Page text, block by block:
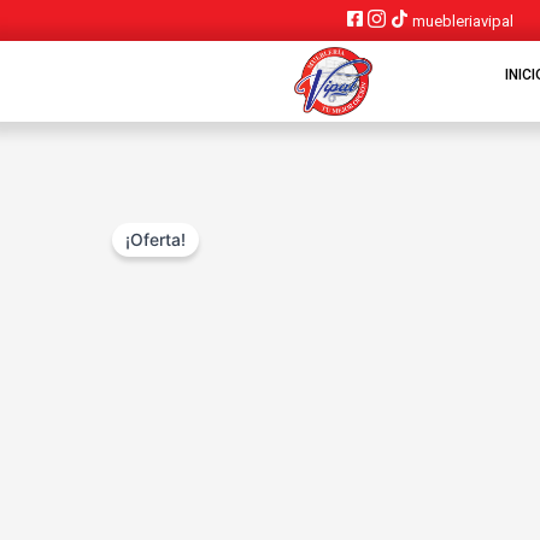
al
muebleriavipal
¡Oferta!